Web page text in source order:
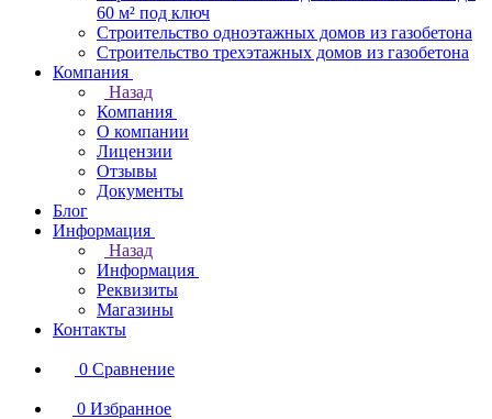
60 м² под ключ
Строительство одноэтажных домов из газобетона
Строительство трехэтажных домов из газобетона
Компания
Назад
Компания
О компании
Лицензии
Отзывы
Документы
Блог
Информация
Назад
Информация
Реквизиты
Магазины
Контакты
0 Сравнение
0 Избранное